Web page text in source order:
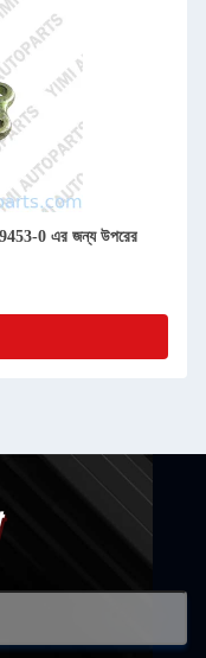
0 এর জন্য উপরের